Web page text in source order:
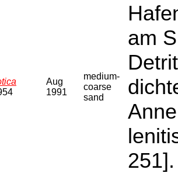
Aug
1991
medium-
coarse
sand
am
251].